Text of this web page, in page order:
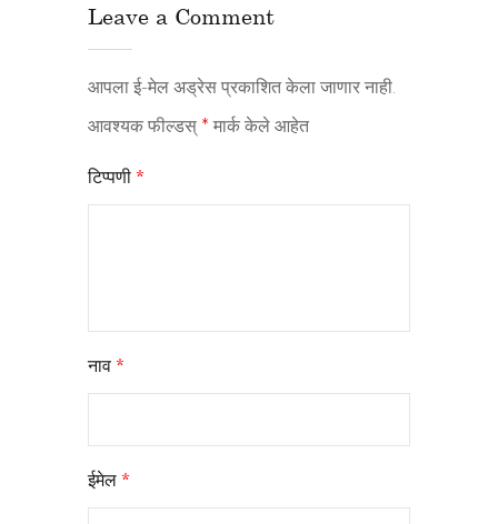
Leave a Comment
आपला ई-मेल अड्रेस प्रकाशित केला जाणार नाही.
आवश्यक फील्डस् * मार्क केले आहेत
टिप्पणी *
नाव *
ईमेल *